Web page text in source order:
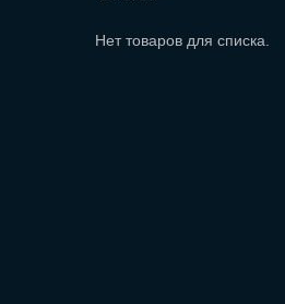
Нет товаров для списка.